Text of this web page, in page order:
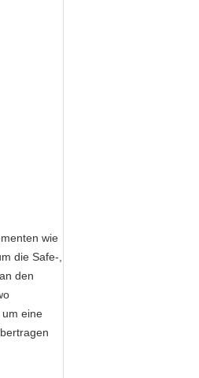
wie
die Safe-,
den
eine